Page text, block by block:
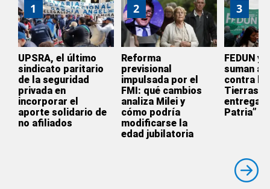
1
UPSRA, el último
sindicato paritario
de la seguridad
privada en
incorporar el
aporte solidario de
no afiliados
2
Reforma
previsional
impulsada por el
FMI: qué cambios
analiza Milei y
cómo podría
modificarse la
edad jubilatoria
3
FEDUN y
suman a
contra la
Tierras:
entrega
Patria”